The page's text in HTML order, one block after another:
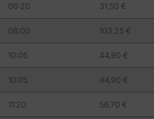
06:20 31,50 €
08:00 103,25 €
10:05 44,90 €
10:05 44,90 €
11:20 56,70 €